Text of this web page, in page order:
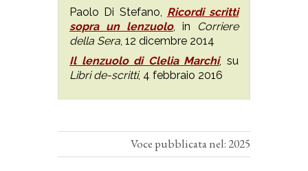
Paolo Di Stefano, Ricordi scritti
sopra un lenzuolo, in
Corriere
della Sera, 12 dicembre 2014
Il lenzuolo di Clelia Marchi, su
Libri de-scritti, 4 febbraio 2016
Voce pubblicata nel: 2025